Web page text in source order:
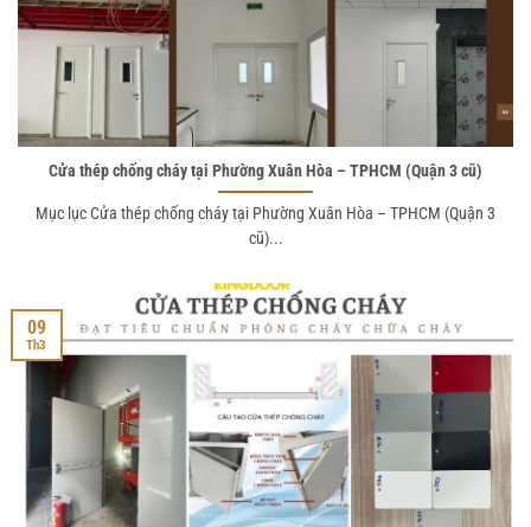
Cửa thép chống cháy tại Phường Xuân Hòa – TPHCM (Quận 3 cũ)
Mục lục Cửa thép chống cháy tại Phường Xuân Hòa – TPHCM (Quận 3
cũ)...
09
Th3